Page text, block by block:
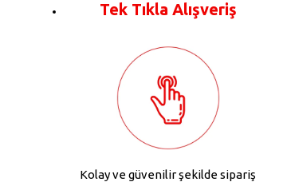
Tek Tıkla Alışveriş
Kolay ve güvenilir şekilde sipariş